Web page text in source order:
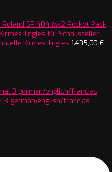
Kirmes Jingles 1.435,00 €
3 german/english/francias